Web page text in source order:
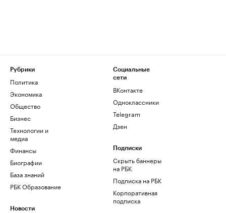
Рубрики
Политика
Экономика
Общество
Бизнес
Технологии и
медиа
Финансы
Биографии
База знаний
РБК Образование
Новости
Социальные
сети
ВКонтакте
Одноклассники
Telegram
Дзен
Подписки
Скрыть баннеры
на РБК
Подписка на РБК
Корпоративная
подписка